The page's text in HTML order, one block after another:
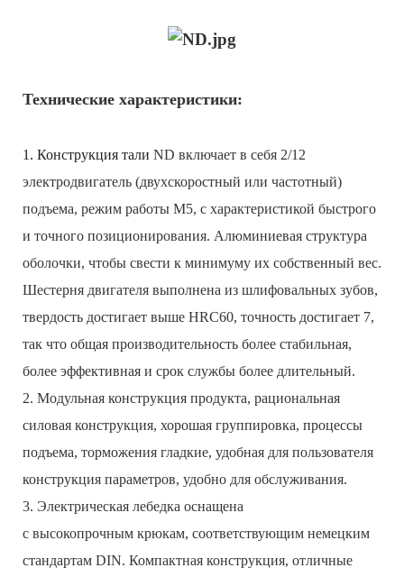
Технические характеристики:
1. Конструкция тали ND включает в себя 2/12
электродвигатель (двухскоростный или частотный)
подъема, режим работы M5, с характеристикой быстрого
и точного позиционирования. Алюминиевая структура
оболочки, чтобы свести к минимуму их собственный вес.
Шестерня двигателя выполнена из шлифовальных зубов,
твердость достигает выше HRC60, точность достигает 7,
так что общая производительность более стабильная,
более эффективная и срок службы более длительный.
2. Модульная конструкция продукта, рациональная
силовая конструкция, хорошая группировка, процессы
подъема, торможения гладкие, удобная для пользователя
конструкция параметров, удобно для обслуживания.
3. Электрическая лебедка оснащена
с высокопрочным крюкам, соответствующим немецким
стандартам DIN. Компактная конструкция, отличные